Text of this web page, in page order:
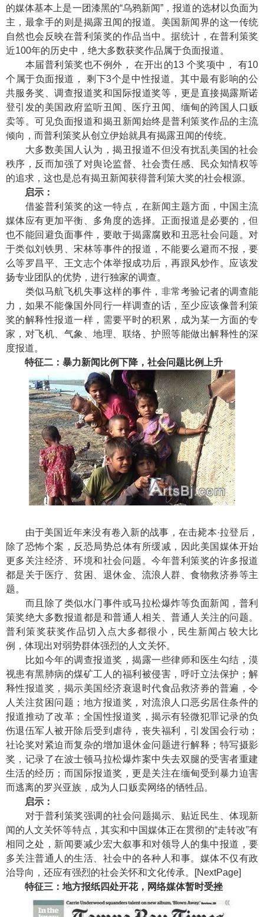
的媒体基本上是一团漆黑的“乌鸦新闻”，报道的选材以负面为
主，最拿手的则是揭露丑闻的报道。美国新闻界的这一传统
自然也会反映在普利策奖的作品当中。据统计，在普利策奖
近100年的历史中，绝大多数获奖作品属于负面报道。
本届普利策奖也不例外， 在开出的13 个奖项中， 有10
个属于负面报道， 剩下3个是中性报道。其中最有影响的公
共服务奖、调查报道奖和国际报道奖等，更是直接揭露斯诺
登引发的美国政府监听丑闻、医疗丑闻、缅甸的跨国人口贩
卖等。可见负面报道和揭丑新闻始终是普利策奖作品的主流
倾向，而普利策奖从创立伊始就具有揭露丑闻的传统。
大多数美国人认为，揭丑报道不但没有扰乱美国的社会
秩序，反而加强了对舆论监督、社会责任感、民众知情权等
的追求，这也是总有揭丑新闻获得普利策大奖的社会根源。
启示：
借鉴普利策奖的这一特点，在新闻主题方面，中国主流
媒体应有更加平衡、多角度的选择。正面报道是必要的，但
也不能回避负面事件，要敢于揭露腐败和丑恶社会问题。对
于类似刘铁男、宋林等事件的报道，不能要么避而不报，要
么等罗昌平、王文志个体举报成功后，再跟风炒作。应该发
扬专业团队的优势，进行独家的调查。
类似马航飞机失事这样的事件，非常考验记者的调查能
力，如果不能像国外同行一样调查的话，至少应该像普利策
奖的解释性报道一样，需要平时的积累，成为某一方面的专
家，对飞机、气象、地理、联络、护照等能做出解释性的深
度报道。
特征二：暴力新闻比例下降，社会问题比例上升
由于美国近年来没有卷入新的战事，在击毙本·拉登后，
除了恐怖个案，反恐局势总体有所缓减，因此美国媒体开始
更多关注经济、环境和社会问题。今年普利策奖的许多报道
都是关于医疗、贫困、退休金、流浪人群、食物救济券等主
题。
而且除了类似水门事件或马拉松爆炸等负面新闻，普利
策奖绝大多数报道都是和普通人相关、普通人关注的问题。
普利策奖获奖作品切入点大多都很小，民生新闻占较大比
例，体现出对弱势群体强烈的人文关怀。
比如今年的调查报道奖，揭露一些律师和医生勾结，漠
视患有黑肺病的煤矿工人的福利被侵害，呼吁立法保护；解
释性报道奖，揭示美国经济衰退时代食品救济券的普遍，令
人关注贫困问题；地方报道奖，对流浪人口恶劣居住条件的
报道推动了改革；全国性报道奖，揭示有轻微犯罪记录的负
伤退伍军人被开除后受到虐待，丧失福利，引发国会行动；
社论奖对紧迫而复杂的增加退休金问题进行解释；特写摄影
奖，记录了在波士顿马拉松爆炸案中失去双腿的受害者重建
生活的经历；而国际报道奖，更是关注在缅甸受到暴力迫害
而逃离的罗兴亚族，成为人口贩卖网络的牺牲品。
启示：
对于普利策奖强调的社会问题揭示、贴近民生、体现新
闻的人文关怀等特点，其实和中国媒体正在贯彻的“走转改”有
相同之处，新闻要减少宏大叙事和对领导人的集中报道，要
多关注普通人的生活、社会中的各种人和事。媒体不仅有政
治导向，还应有强烈的社会关怀和文化传承。[NextPage]
特征三：地方报纸四处开花，网络媒体暂时受挫